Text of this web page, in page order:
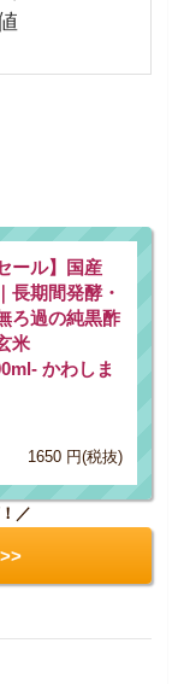
ール】国産
長期間発酵・
ろ過の純黒酢
米
かわしま
1650 円(税抜)
／